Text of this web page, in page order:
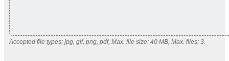
Accepted file types: jpg, gif, png, pdf, Max. file size: 40 MB, Max. files: 3.